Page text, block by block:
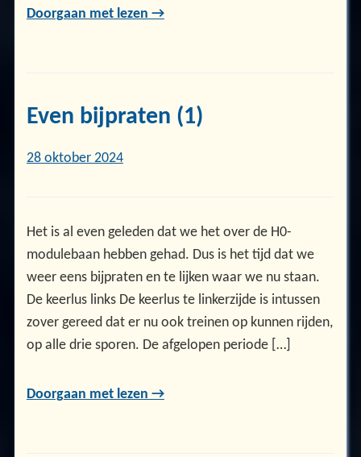
Doorgaan met lezen →
Even bijpraten (1)
28 oktober 2024
Het is al even geleden dat we het over de H0-
modulebaan hebben gehad. Dus is het tijd dat we
weer eens bijpraten en te lijken waar we nu staan.
De keerlus links De keerlus te linkerzijde is intussen
zover gereed dat er nu ook treinen op kunnen rijden,
op alle drie sporen. De afgelopen periode […]
Doorgaan met lezen →